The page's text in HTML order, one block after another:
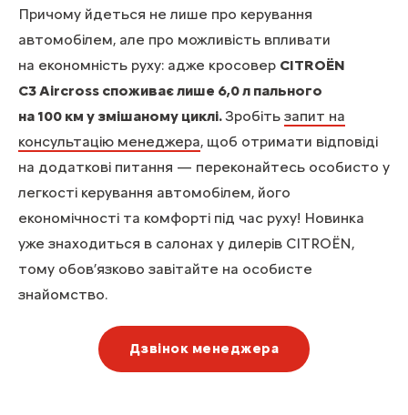
Причому йдеться не лише про керування
автомобілем, але про можливість впливати
на економність руху: адже кросовер CITROЁN
C3 Aircross споживає лише 6,0 л пального
на 100 км у змішаному циклі.Зробіть запит на
консультацію менеджера, щоб отримати відповіді
на додаткові питання — переконайтесь особисто у
легкості керування автомобілем, його
економічності та комфорті під час руху! Новинка
уже знаходиться в салонах у дилерів CITROЁN,
тому обов’язково завітайте на особисте
знайомство.
Дзвінок менеджера